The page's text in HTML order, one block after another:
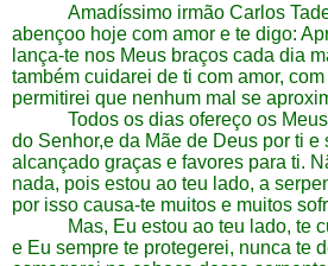
Amadíssimo irmão Carlos
abençoo hoje com amor e te digo:
lança-te nos Meus braços cada dia
também cuidarei de ti com amor,
permitirei que nenhum mal se
Todos os dias ofereço os
do Senhor,e da Mãe de Deus por ti e
alcançado graças e favores para ti.
nada, pois estou ao teu lado, a
por isso causa-te muitos e muitos
Mas, Eu estou ao teu lado, te
e Eu sempre te protegerei, nunca te